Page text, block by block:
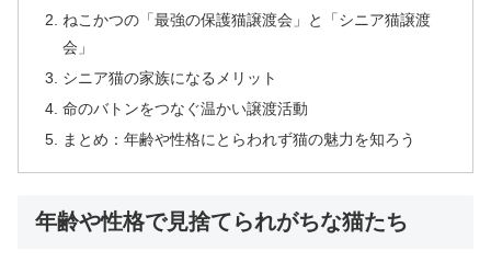
ねこかつの「最強の保護猫譲渡会」と「シニア猫譲渡
会」
シニア猫の家族になるメリット
命のバトンをつなぐ温かい譲渡活動
まとめ：年齢や性格にとらわれず猫の魅力を知ろう
年齢や性格で見捨てられがちな猫たち